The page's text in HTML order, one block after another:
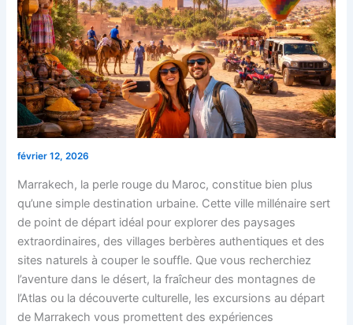
février 12, 2026
Marrakech, la perle rouge du Maroc, constitue bien plus
qu’une simple destination urbaine. Cette ville millénaire sert
de point de départ idéal pour explorer des paysages
extraordinaires, des villages berbères authentiques et des
sites naturels à couper le souffle. Que vous recherchiez
l’aventure dans le désert, la fraîcheur des montagnes de
l’Atlas ou la découverte culturelle, les excursions au départ
de Marrakech vous promettent des expériences